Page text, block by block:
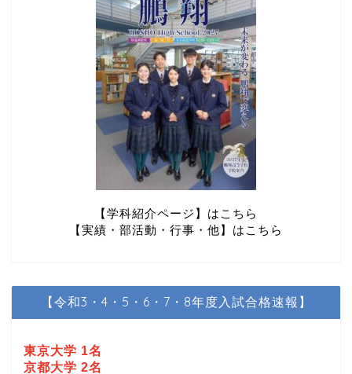
【学科紹介ページ】はこちら
【実績・部活動・行事・他】はこちら
【令和3・4・5・6・7・8年度入試合格速報】
東京大学 1名
京都大学 2名